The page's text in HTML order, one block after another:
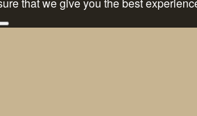
that we give you the best